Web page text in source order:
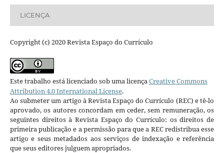
LICENÇA
Copyright (c) 2020 Revista Espaço do Currículo
Este trabalho está licenciado sob uma licençaCreative Commons
Attribution 4.0 International License.
Ao submeter um artigo à Revista Espaço do Currículo (REC) e tê-lo
aprovado, os autores concordam em ceder, sem remuneração, os
seguintes direitos à Revista Espaço do Currículo: os direitos de
primeira publicação e a permissão para que a REC redistribua esse
artigo e seus metadados aos serviços de indexação e referência
que seus editores julguem apropriados.